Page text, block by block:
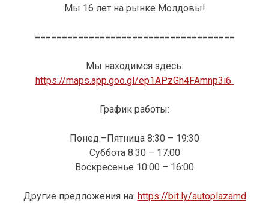
Мы 16 лет на рынке Молдовы!
=====================================
Мы находимся здесь:
https://maps.app.goo.gl/ep1APzGh4FAmnp3i6
График работы:
Понед.–Пятница 8:30 – 19:30
Суббота 8:30 – 17:00
Воскресенье 10:00 – 16:00
Другие предложения на: https://bit.ly/autoplazamd